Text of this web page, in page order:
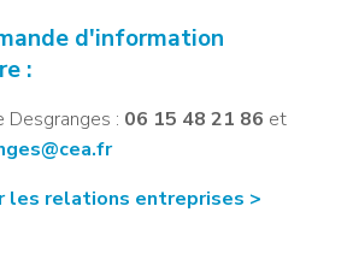
d'information
:
Desgranges : 06 15 48 21 86 et
les relations entreprises >